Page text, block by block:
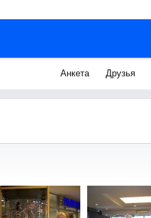
Анкета Друзья